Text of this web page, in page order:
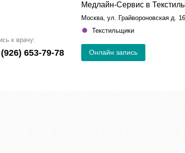
к врачу:
653-79-78
Медлайн-Сервис в
Москва, ул. Грайвороновская д.
Текстильщики
Онлайн запись